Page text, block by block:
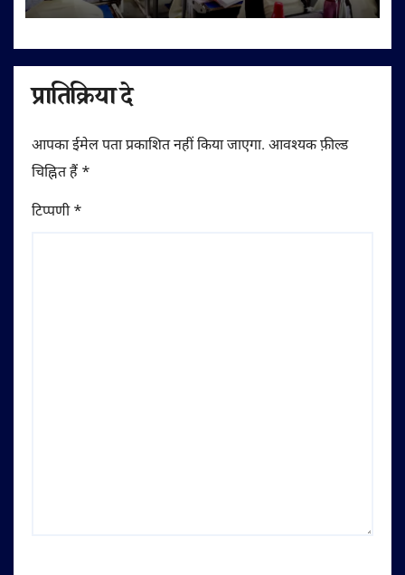
प्रातिक्रिया दे
आपका ईमेल पता प्रकाशित नहीं किया जाएगा. आवश्यक फ़ील्ड
चिह्नित हैं *
टिप्पणी*